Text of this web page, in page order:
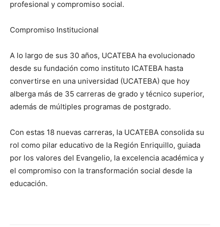
profesional y compromiso social.
Compromiso Institucional
A lo largo de sus 30 años, UCATEBA ha evolucionado
desde su fundación como instituto ICATEBA hasta
convertirse en una universidad (UCATEBA) que hoy
alberga más de 35 carreras de grado y técnico superior,
además de múltiples programas de postgrado.
Con estas 18 nuevas carreras, la UCATEBA consolida su
rol como pilar educativo de la Región Enriquillo, guiada
por los valores del Evangelio, la excelencia académica y
el compromiso con la transformación social desde la
educación.